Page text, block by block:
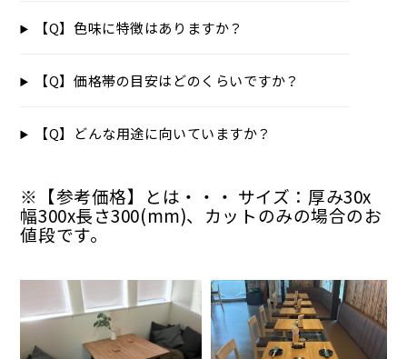
【Q】色味に特徴はありますか？
【Q】価格帯の目安はどのくらいですか？
【Q】どんな用途に向いていますか？
※【参考価格】とは・・・ サイズ：厚み30x
幅300x長さ300(mm)、カットのみの場合のお
値段です。